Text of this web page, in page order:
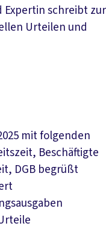
schreibt zur
Urteilen und
mit folgenden
Beschäftigte
DGB begrüßt